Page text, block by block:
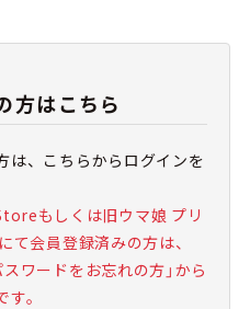
方はこちら
は、こちらからログインを
もしくは旧ウマ娘 プリ
て会員登録済みの方は、
ワードをお忘れの方」から
。